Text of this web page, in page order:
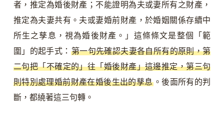
者，推定為婚後財產；不能證明為夫或妻所有之財產，
推定為夫妻共有。夫或妻婚前財產，於婚姻關係存續中
所生之孳息，視為婚後財產。」這條條文是整個「範
圍」的起手式： 第一句先確認夫妻各自所有的原則，第
二句把「不確定的」往「婚後財產」這邊推定，第三句
則特別處理婚前財產在婚後生出的孳息。後面所有的判
斷，都繞著這三句轉。